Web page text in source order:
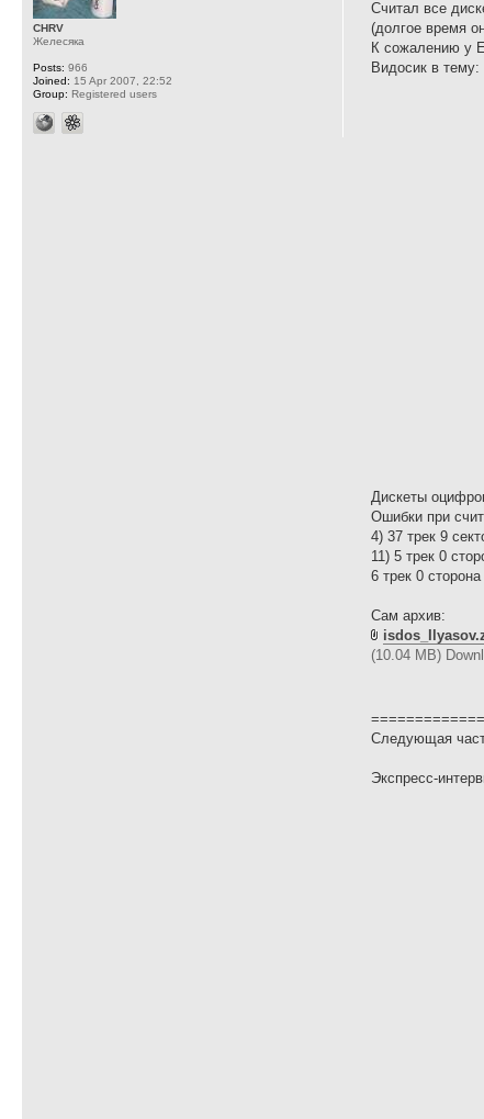
Считал все
(долгое время
К сожалению у
Видосик в тему:
Дискеты
Ошибки при
4) 37 трек 9
11) 5 трек 0
6 трек 0
Сам архив:
(10.04 MB)
Следующая
Экспресс-
CHRV
Желесяка
Posts: 966
Joined: 15 Apr 2007, 22:52
Group: Registered users